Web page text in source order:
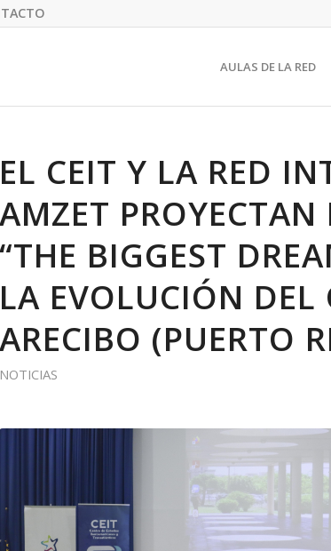
AULAS DE LA RED
EL CEIT Y LA RED
AMZET PROYECTAN
“THE BIGGEST
LA EVOLUCIÓN DEL
ARECIBO (PUERTO
NOTICIAS